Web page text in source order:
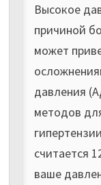
Высокое
причиной
может
давления
методов
считается
ваше